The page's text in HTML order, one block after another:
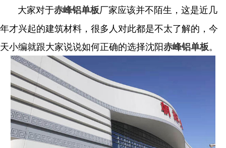
大家对于赤峰铝单板厂家应该并不陌生，这是近几
年才兴起的建筑材料，很多人对此都是不太了解的，今
天小编就跟大家说说如何正确的选择沈阳赤峰铝单板。